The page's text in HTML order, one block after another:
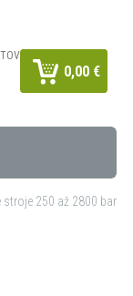
0,00 €
250 až 2800 bar